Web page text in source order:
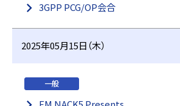
3GPP PCG/OP会合
2025年05月15日（木）
一般